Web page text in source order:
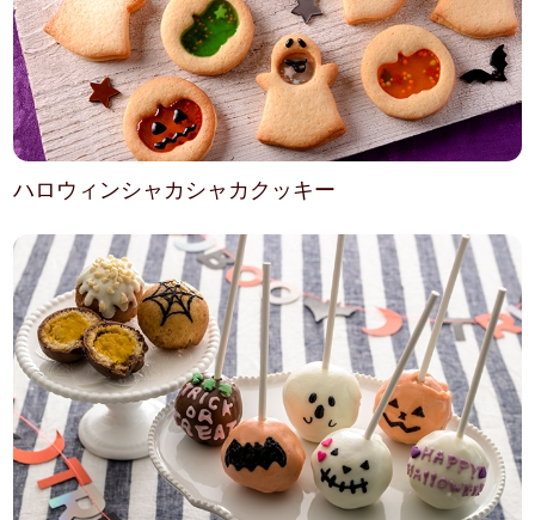
ハロウィンシャカシャカクッキー